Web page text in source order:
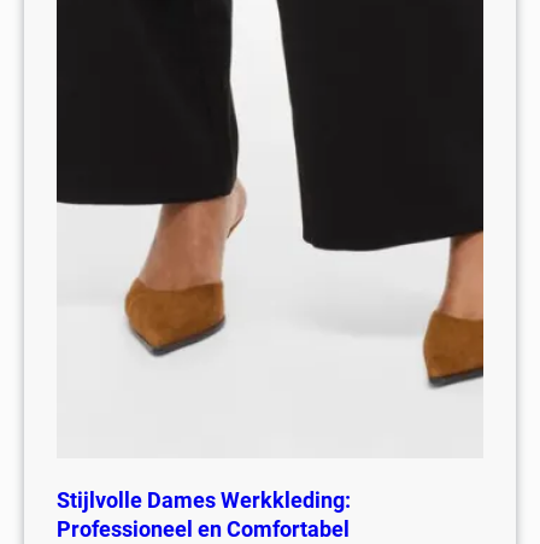
Stijlvolle Dames Werkkleding:
Professioneel en Comfortabel